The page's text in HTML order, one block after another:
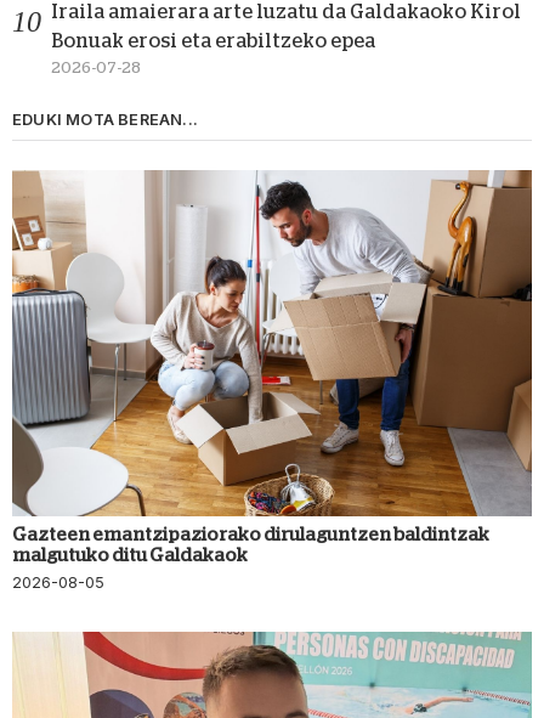
Iraila amaierara arte luzatu da Galdakaoko Kirol
Bonuak erosi eta erabiltzeko epea
2026-07-28
EDUKI MOTA BEREAN...
Gazteen emantzipaziorako dirulaguntzen baldintzak
malgutuko ditu Galdakaok
2026-08-05